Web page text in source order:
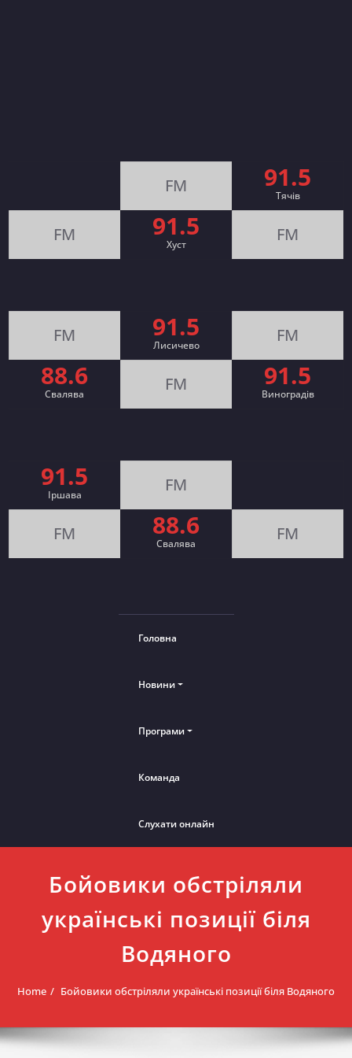
FM 91.5
Тячів
FM 91.5
Хуст FM
FM 91.5
Лисичево FM
88.6
Свалява FM 91.5
Виноградів
91.5
Іршава FM
FM 88.6
Cвалява FM
Головна
Новини
Програми
Команда
Слухати онлайн
Бойовики обстріляли
українські позиції біля
Водяного
Home Бойовики обстріляли українські позиції біля Водяного